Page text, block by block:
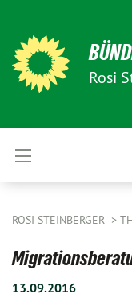
Rosi
ROSI STEINBERGER
13.09.2016